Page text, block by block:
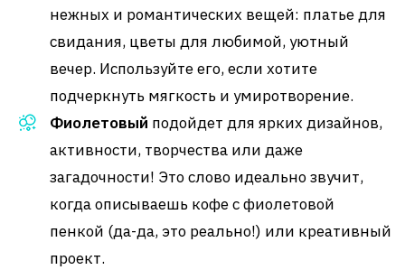
нежных и романтических вещей: платье для
свидания, цветы для любимой, уютный
вечер. Используйте его, если хотите
подчеркнуть мягкость и умиротворение.
Фиолетовый подойдет для ярких дизайнов,
активности, творчества или даже
загадочности! Это слово идеально звучит,
когда описываешь кофе с фиолетовой
пенкой (да-да, это реально!) или креативный
проект.